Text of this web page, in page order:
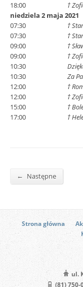
18:00
†
niedziela 2 maja 2021
07:30
†
07:30
†
09:00
†
09:00
†
10:30
10:30
Za
12:00
†
12:00
†
15:00
†
17:00
†
← Następne
Strona główna
ul.
(81) 750-